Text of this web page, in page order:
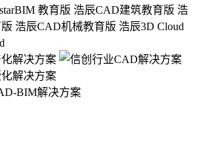
教育版 浩辰CAD建筑教育版 浩
浩辰CAD机械教育版 浩辰3D Cloud